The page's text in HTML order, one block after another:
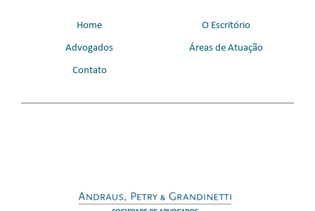
Home O Escritório
Advogados Áreas de Atuação
Contato